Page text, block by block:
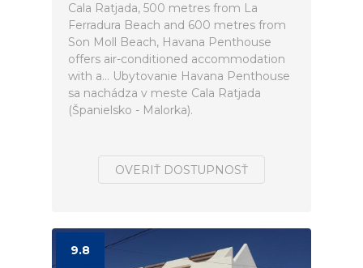
Cala Ratjada, 500 metres from La
Ferradura Beach and 600 metres from
Son Moll Beach, Havana Penthouse
offers air-conditioned accommodation
with a... Ubytovanie Havana Penthouse
sa nachádza v meste Cala Ratjada
(Španielsko - Malorka).
OVERIŤ DOSTUPNOSŤ
9.8